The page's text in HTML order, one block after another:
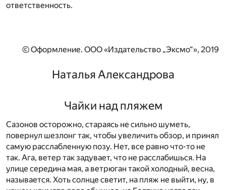
ответственность.
© Оформление. ООО «Издательство „Эксмо“», 2019
Наталья Александрова
Чайки над пляжем
Сазонов осторожно, стараясь не сильно шуметь,
повернул шезлонг так, чтобы увеличить обзор, и принял
самую расслабленную позу. Нет, все равно что-то не
так. Ага, ветер так задувает, что не расслабишься. На
улице середина мая, а ветрюган такой холодный, весна,
называется. Хоть солнце светит, на пляж не выйти, ну, в